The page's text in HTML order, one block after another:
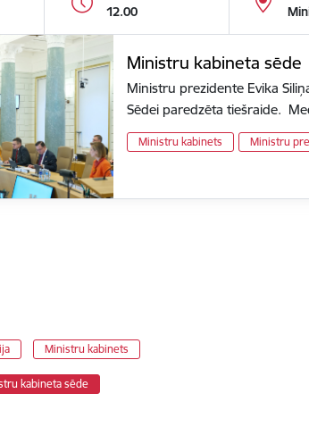
12.00
Ministru kabineta sēde
Ministru prezidente Evika
Sēdei paredzēta tiešraide.
Ministru kabinets Ministru
Ministru kabinets
kabineta sēde